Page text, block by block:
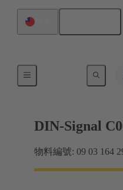
主機板到子插件板連
DIN-Signal
物料編號: 09 03 164